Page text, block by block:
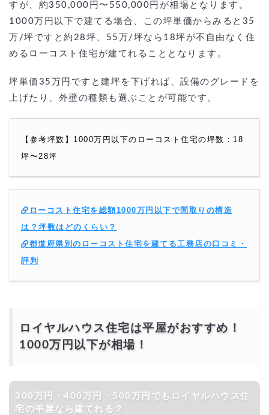
すが、約350,000円〜550,000円が相場となります。
1000万円以下で建てる場合、この坪単価からみると35
万/坪ですと約28坪、55万/坪なら18坪が不自由なく住
めるローコスト住宅が建てれることとなります。
坪単価35万円ですと建坪を下げれば、設備のグレードを
上げたり、外壁の種類も選ぶことが可能です。
【参考坪数】1000万円以下のローコスト住宅の坪数：18
坪〜28坪
ローコスト住宅を総額1000万円以下で間取りの構造
は？坪数はどのくらい？
都道府県別のローコスト住宅を建てる工務店の口コミ・
評判
ロイヤルハウス住宅は平屋がおすすめ！
1000万円以下が相場！
300万円・400万円・500万円でもロイヤルハウス住
宅の平屋なら建てれる？